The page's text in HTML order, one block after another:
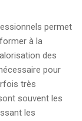
permet
à la
des
pour
très
souvent les
les